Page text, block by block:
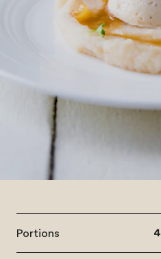
Portions 4